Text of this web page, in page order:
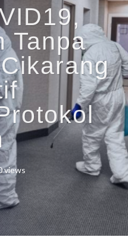
Tanpa
views